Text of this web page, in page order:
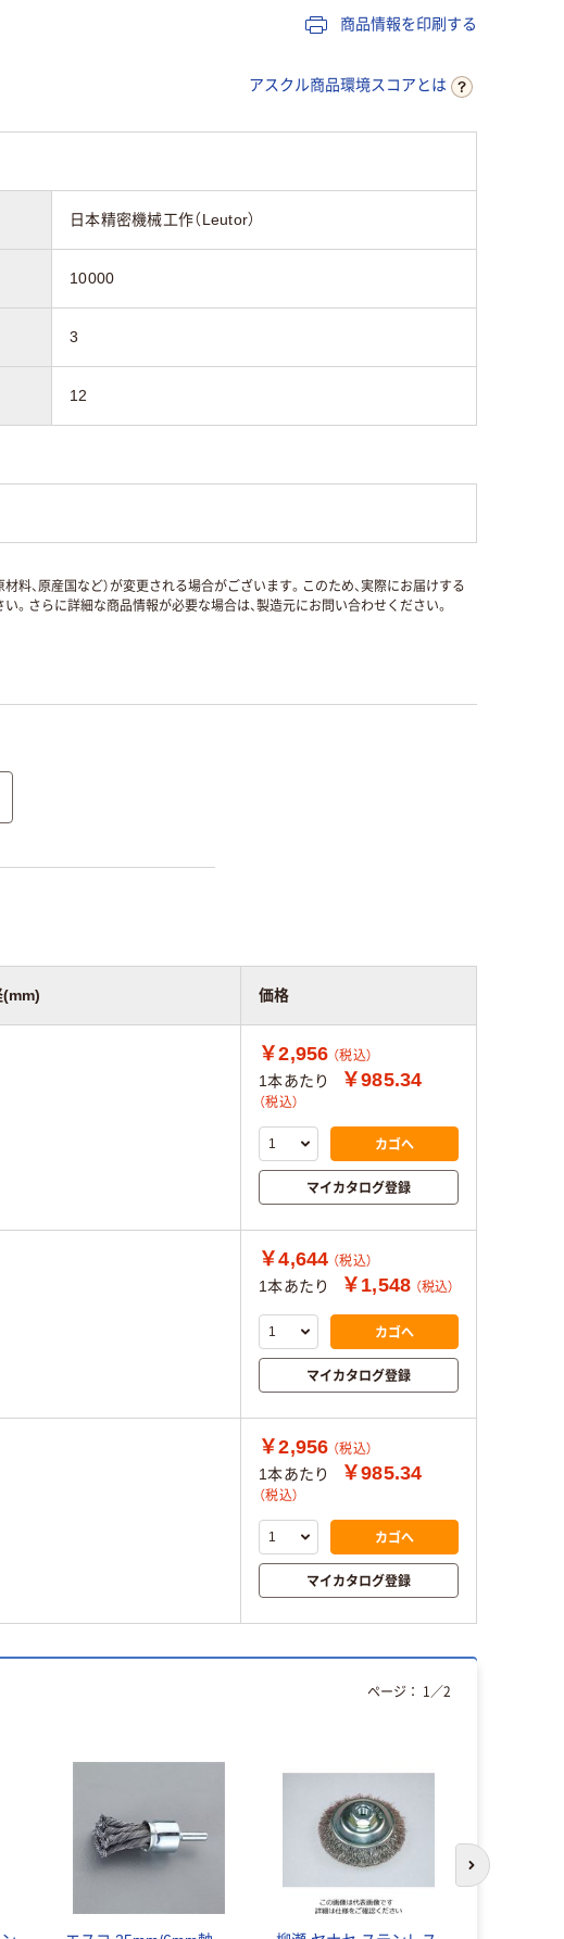
商品情報を印刷する
アスクル商品環境スコアとは
日本精密機械工作（Leutor）
10000
3
12
料、原産国など）が変更される場合がございます。このため、実際にお届けする
さらに詳細な商品情報が必要な場合は、製造元にお問い合わせください。
(mm) 価格
￥2,956 （税込）
1本あたり ￥985.34
（税込）
カゴへ
マイカタログ登録
￥4,644 （税込）
1本あたり ￥1,548 （税込）
カゴへ
マイカタログ登録
￥2,956 （税込）
1本あたり ￥985.34
（税込）
カゴへ
マイカタログ登録
ページ： 1／2
次のスライド